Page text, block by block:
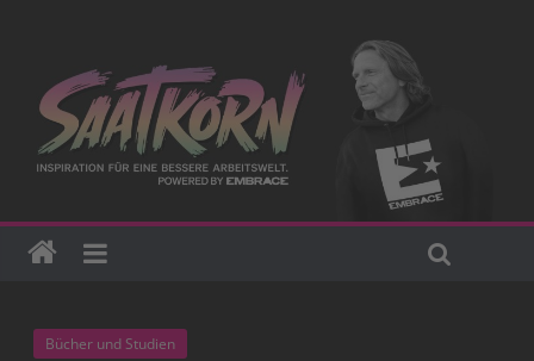
Bücher und Studien